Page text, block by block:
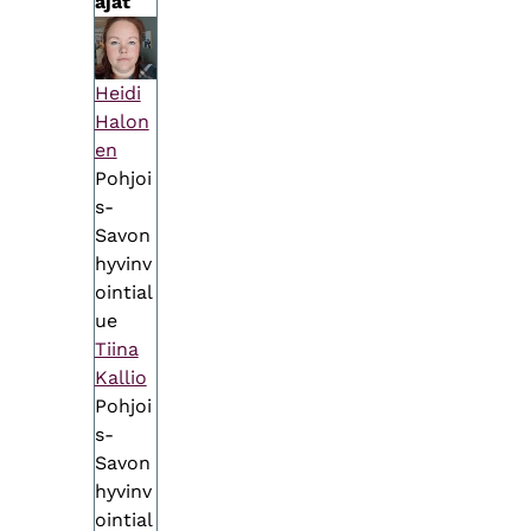
Heidi
Halon
en
Pohjoi
s-
Savon
hyvinv
ointial
ue
Tiina
Kallio
Pohjoi
s-
Savon
hyvinv
ointial